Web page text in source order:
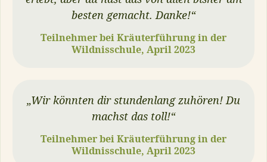
besten gemacht. Danke!“
Teilnehmer bei Kräuterführung in der
Wildnisschule, April 2023
„Wir könnten dir stundenlang zuhören! Du
machst das toll!“
Teilnehmer bei Kräuterführung in der
Wildnisschule, April 2023